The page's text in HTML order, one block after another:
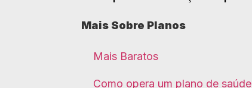
Mais Sobre Planos
Mais Baratos
Como opera um plano de saúde